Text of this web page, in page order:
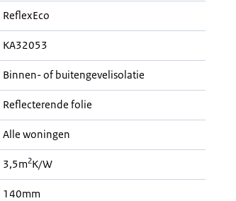
ReflexEco
KA32053
Binnen- of buitengevelisolatie
Reflecterende folie
Alle woningen
3,5m2K/W
140mm